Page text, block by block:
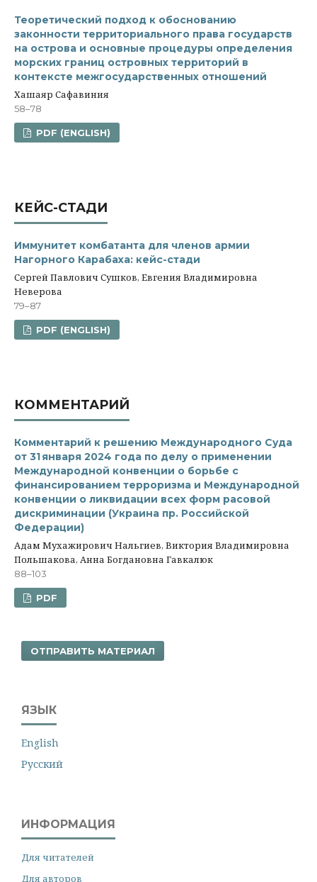
Теоретический подход к обоснованию
законности территориального права государств
на острова и основные процедуры определения
морских границ островных территорий в
контексте межгосударственных отношений
Хашаяр Сафавиния
58–78
PDF (ENGLISH)
КЕЙС-СТАДИ
Иммунитет комбатанта для членов армии
Нагорного Карабаха: кейс-стади
Сергей Павлович Сушков, Евгения Владимировна
Неверова
79–87
PDF (ENGLISH)
КОММЕНТАРИЙ
Комментарий к решению Международного Суда
от 31 января 2024 года по делу о применении
Международной конвенции о борьбе с
финансированием терроризма и Международной
конвенции о ликвидации всех форм расовой
дискриминации (Украина пр. Российской
Федерации)
Адам Мухажирович Нальгиев, Виктория Владимировна
Польшакова, Анна Богдановна Гавкалюк
88–103
PDF
ОТПРАВИТЬ МАТЕРИАЛ
ЯЗЫК
English
Русский
ИНФОРМАЦИЯ
Для читателей
Для авторов